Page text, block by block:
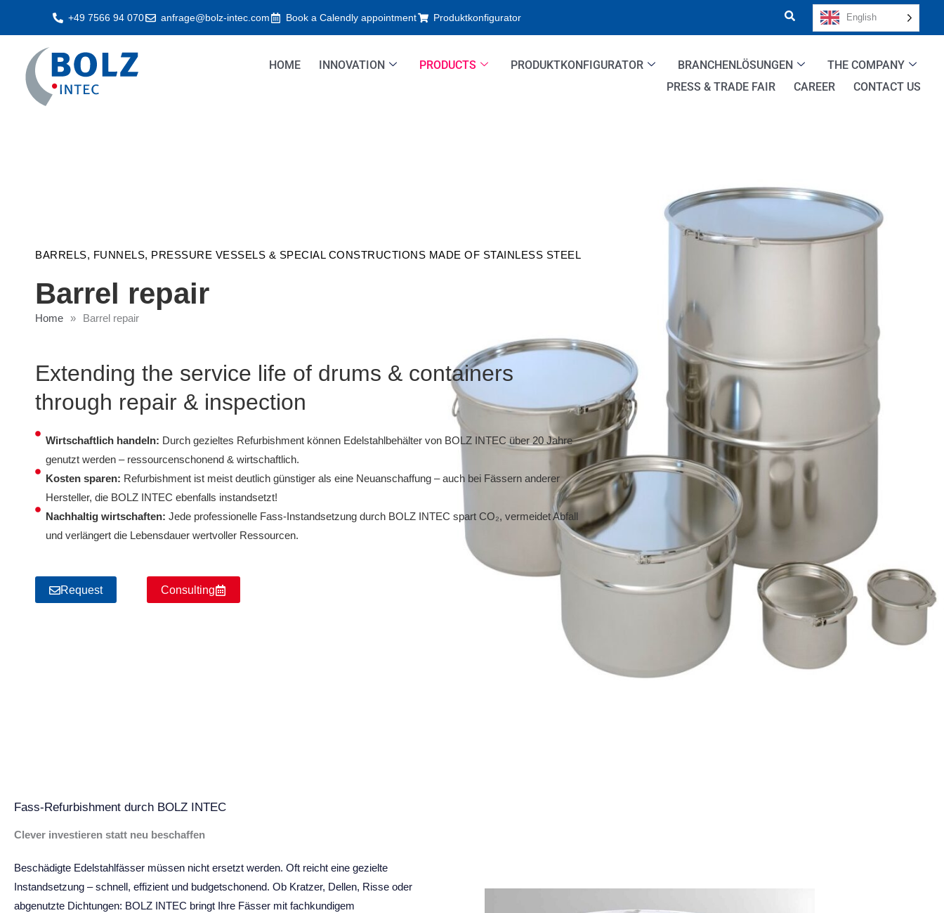
+49 7566 94 070 anfrage@bolz-intec.com Book a Calendly appointment Produktkonfigurator English
HOME INNOVATION PRODUCTS PRODUKTKONFIGURATOR BRANCHENLÖSUNGEN
THE COMPANY
PRESS & TRADE FAIR
CAREER CONTACT US
BARRELS, FUNNELS, PRESSURE VESSELS & SPECIAL CONSTRUCTIONS MADE OF STAINLESS STEEL
Barrel repair
Home » Barrel repair
Extending the service life of drums & containers
through repair & inspection
Wirtschaftlich handeln: Durch gezieltes Refurbishment können Edelstahlbehälter von BOLZ INTEC über 20 Jahre
genutzt werden – ressourcenschonend & wirtschaftlich.
Kosten sparen: Refurbishment ist meist deutlich günstiger als eine Neuanschaffung – auch bei Fässern anderer
Hersteller, die BOLZ INTEC ebenfalls instandsetzt!
Nachhaltig wirtschaften: Jede professionelle Fass-Instandsetzung durch BOLZ INTEC spart CO₂, vermeidet Abfall
und verlängert die Lebensdauer wertvoller Ressourcen.
Request Consulting
Fass-Refurbishment durch BOLZ INTEC
Clever investieren statt neu beschaffen
Beschädigte Edelstahlfässer müssen nicht ersetzt werden. Oft reicht eine gezielte
Instandsetzung – schnell, effizient und budgetschonend. Ob Kratzer, Dellen, Risse oder
abgenutzte Dichtungen: BOLZ INTEC bringt Ihre Fässer mit fachkundigem